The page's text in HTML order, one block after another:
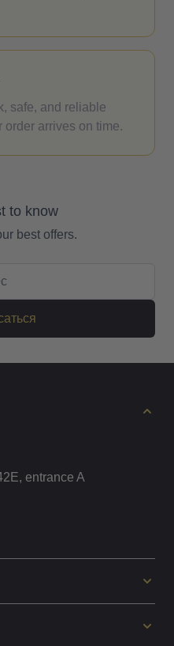
safe, and reliable
order arrives on time.
to know
best offers.
entrance A